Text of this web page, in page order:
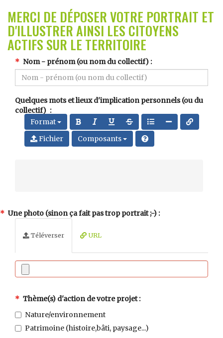
MERCI DE DÉPOSER VOTRE PORTRAIT ET
D'ILLUSTRER AINSI LES CITOYENS
ACTIFS SUR LE TERRITOIRE
Nom - prénom (ou nom du collectif)
Quelques mots et lieux d'implication personnels (ou du
collectif)
Format
Fichier
Composants
Une photo (sinon ça fait pas trop portrait ;-)
Téléverser URL
Thème(s) d'action de votre projet
Nature/environnement
Patrimoine (histoire,bâti, paysage...)